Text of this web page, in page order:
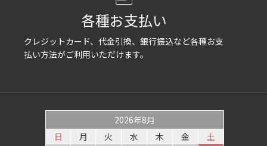
各種お支払い
クレジットカード、代金引換、銀行振込など各種お支
払い方法がご利用いただけます。
2026年8月
日
月 火 水 木 金
土